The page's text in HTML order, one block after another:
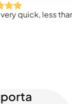
less than